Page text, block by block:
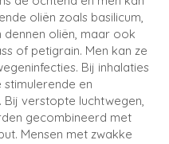
oliën zoals basilicum,
dennen oliën, maar ook
of petigrain. Men kan ze
Bij inhalaties
en
Bij verstopte luchtwegen,
gecombineerd met
Mensen met zwakke